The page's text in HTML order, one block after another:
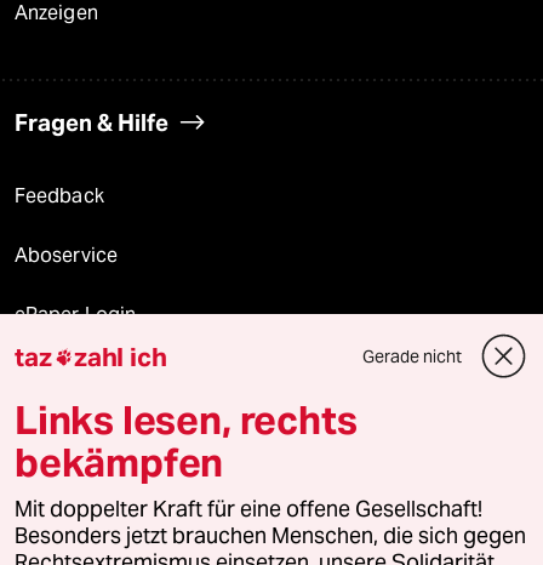
Anzeigen
Fragen & Hilfe
Feedback
Aboservice
ePaper Login
Downloads für Abonnierende
© 2026 taz Verlags und Vertriebs GmbH
Alle Rechte vorbehalten. Bei rechtlichen Fragen oder für Genehmigungen
wenden Sie sich bitte an lizenzen@taz.de
taz zahl ich Gerade nicht
Links lesen, rechts
bekämpfen
Mit doppelter Kraft für eine offene Gesellschaft!
Besonders jetzt brauchen Menschen, die sich gegen